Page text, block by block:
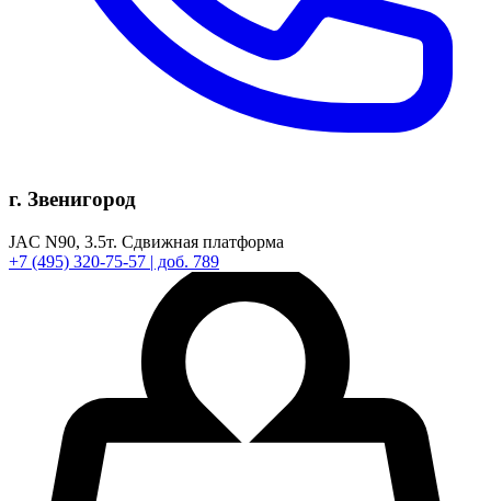
г. Звенигород
JAC N90, 3.5т. Сдвижная платформа
+7 (495) 320-75-57 | доб. 789